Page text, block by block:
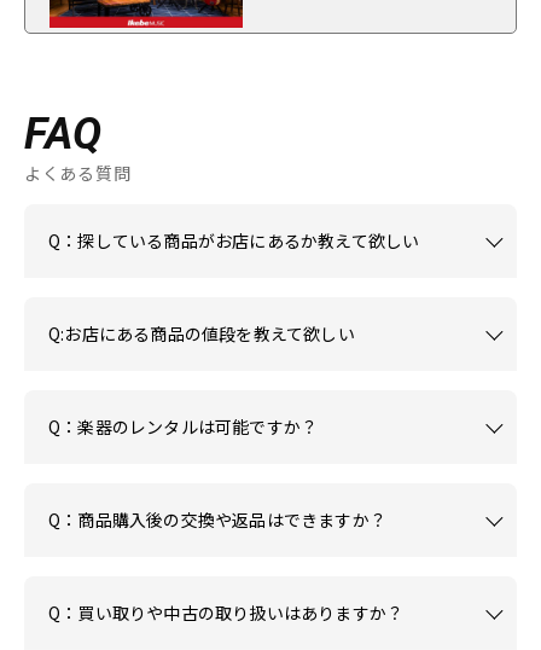
FAQ
よくある質問
Q：探している商品がお店にあるか教えて欲しい
Q:お店にある商品の値段を教えて欲しい
Q：楽器のレンタルは可能ですか？
Q：商品購入後の交換や返品はできますか？
Q：買い取りや中古の取り扱いはありますか？